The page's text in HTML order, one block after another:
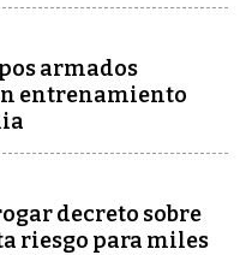
armados
entrenamiento
decreto sobre
riesgo para miles